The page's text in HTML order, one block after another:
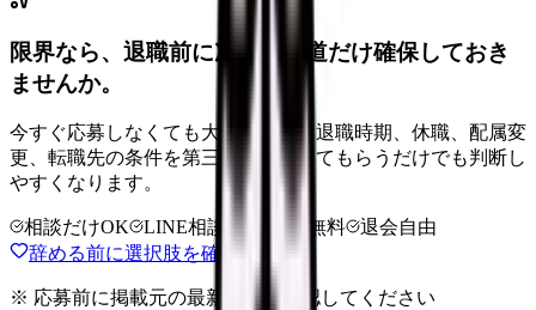
限界なら、退職前に次の逃げ道だけ確保しておき
ませんか。
今すぐ応募しなくても大丈夫です。退職時期、休職、配属変
更、転職先の条件を第三者に整理してもらうだけでも判断し
やすくなります。
相談だけOK LINE相談OK 完全無料
退会自由
辞める前に選択肢を確認する
※ 応募前に掲載元の最新情報を確認してください